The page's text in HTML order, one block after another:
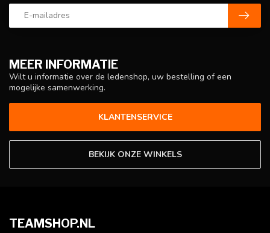
MEER INFORMATIE
Wilt u informatie over de ledenshop, uw bestelling of een
mogelijke samenwerking.
KLANTENSERVICE
BEKIJK ONZE WINKELS
TEAMSHOP.NL